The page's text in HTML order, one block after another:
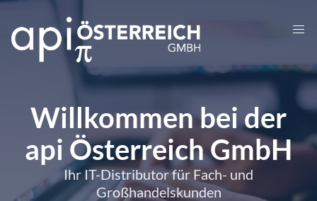
Willkommen bei der
api Österreich GmbH
Ihr IT-Distributor für Fach- und
Großhandelskunden